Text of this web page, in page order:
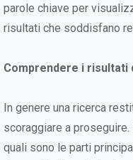
parole chiave per
risultati che soddisfano
Comprendere i risultati
In genere una ricerca
scoraggiare a
quali sono le parti